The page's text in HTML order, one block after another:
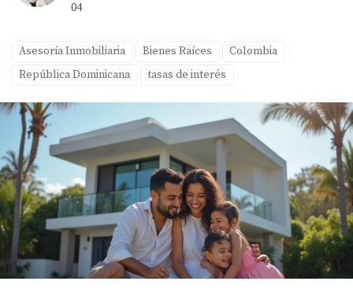
04
Asesoría Inmobiliaria Bienes Raíces
Colombia
República Dominicana
tasas de interés